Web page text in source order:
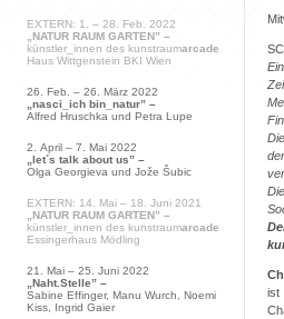
ist
EXTERN: 1. – 28. Feb. 2022
„NATUR RAUM GARTEN” –
künstler_innen des kunstraumarcade
Haus Wittgenstein BKI Wien
26. Feb. – 26. März 2022
„nasci_ich bin_natur” –
Alfred Hruschka und Petra Lupe
2. April – 7. Mai 2022
„let´s talk about us” –
Olga Georgieva und Jože Šubic
EXTERN: 14. Mai – 18. Juni 2021
„NATUR RAUM GARTEN” –
künstler_innen des kunstraumarcade
Essingerhaus Mödling
21. Mai – 25. Juni 2022
„Naht.Stelle” –
Sabine Effinger, Manu Wurch, Noemi
Kiss, Ingrid Gaier